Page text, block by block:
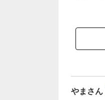
やまさん